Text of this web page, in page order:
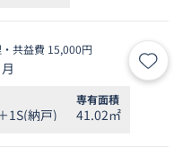
共益費 15,000円
お気
1S(納戸)
専有面積
41.02㎡